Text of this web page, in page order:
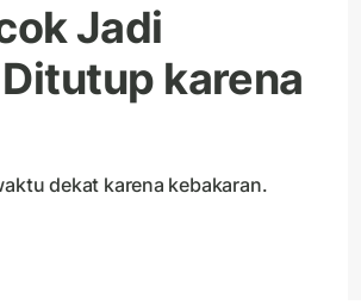
Jadi
karena
dekat karena kebakaran.